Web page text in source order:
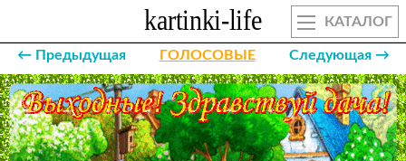
КАТАЛОГ
← Предыдущая ГОЛОСОВЫЕ Следующая →